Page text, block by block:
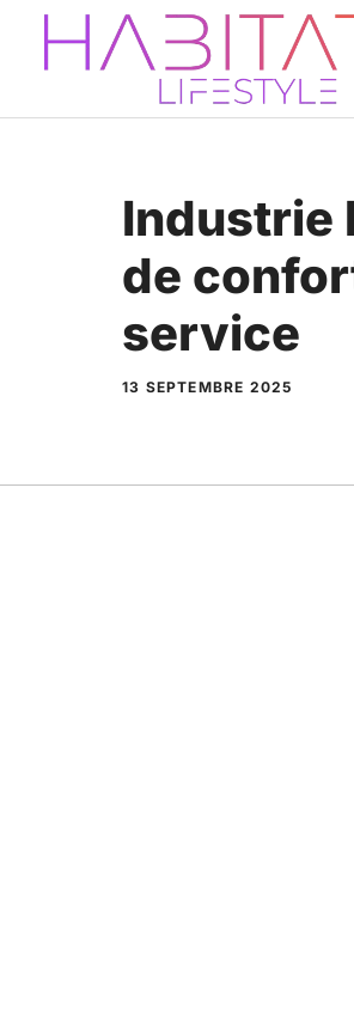
Aller
Industrie
de
service
13 SEPTEMBRE 2025